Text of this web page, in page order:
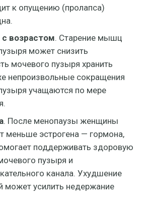
к опущению (пролапса)
возрастом. Старение мышц
может снизить
мочевого пузыря хранить
непроизвольные сокращения
учащаются по мере
. После менопаузы женщины
меньше эстрогена — гормона,
поддерживать здоровую
пузыря и
канала. Ухудшение
может усилить недержание